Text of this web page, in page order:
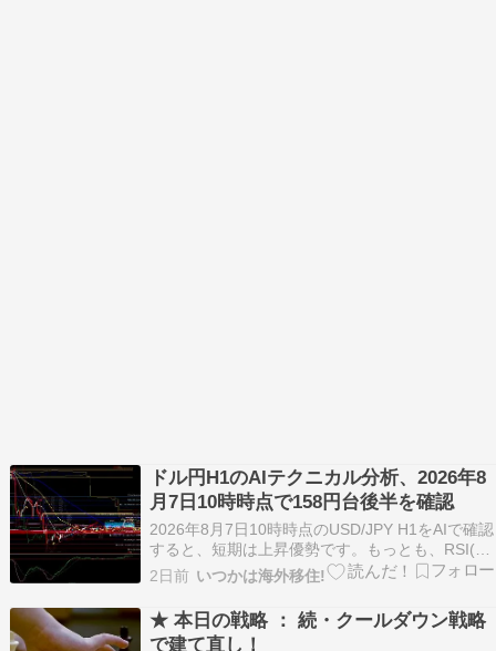
ドル円H1のAIテクニカル分析、2026年8
月7日10時時点で158円台後半を確認
2026年8月7日10時時点のUSD/JPY H1をAIで確認
すると、短期は上昇優勢です。もっとも、RSI(9)
は74.20で買われすぎ水準にあり、158.564円や
158.727円が上値の意識されやすい帯になりま
す。下方向では158.150円や157.573円が目安で
す。 本…
2日前 いつかは海外移住!
★ 本日の戦略 ： 続・クールダウン戦略
で建て直し！